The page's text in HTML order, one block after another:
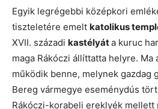
Egyik legrégebbi középkori
tiszteletére emelt katolikus
XVII. századi kastélyáta kuruc
maga Rákóczi állíttatta helyre. Ma
működik benne, melynek gazdag
Bereg vármegye eseménydús
Rákóczi-korabeli ereklyék